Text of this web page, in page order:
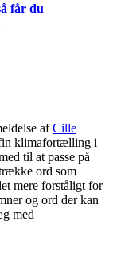
får du
afCille
klimafortælling i
til at passe på
ord som
mere forståligt for
og ord der kan
med